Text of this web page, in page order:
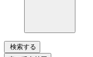
検索する